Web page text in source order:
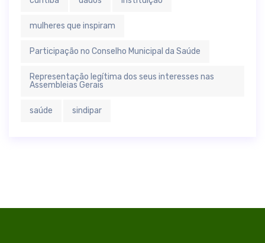
mulheres que inspiram
Participação no Conselho Municipal da Saúde
Representação legítima dos seus interesses nas
Assembleias Gerais
saúde sindipar